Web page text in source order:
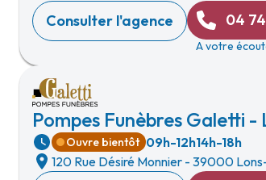
Consulter l'agence 04
A votre
Pompes Funèbres Galetti
Ouvre bientôt 09h-12h14h-18h
120 Rue Désiré Monnier - 39000